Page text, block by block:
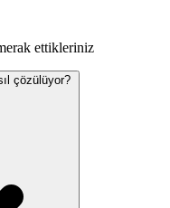
ettikleriniz
çözülüyor?